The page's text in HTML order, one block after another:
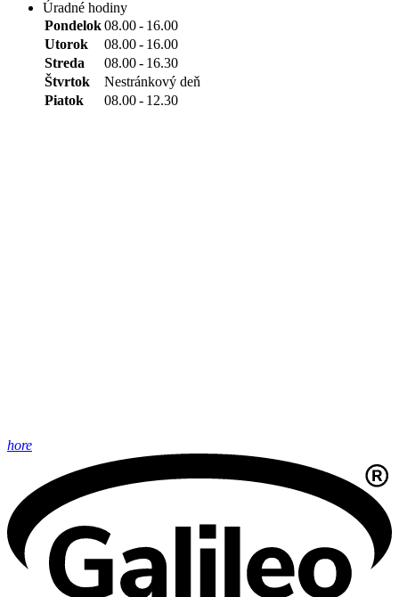
Úradné hodiny
Pondelok08.00- 16.00
Utorok
08.00- 16.00
Streda
08.00- 16.30
Štvrtok
Nestránkový deň
Piatok
08.00- 12.30
hore